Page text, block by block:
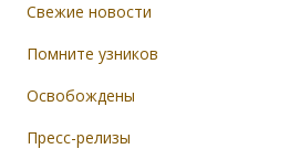
Свежие новости
Помните узников
Освобождены
Пресс-релизы